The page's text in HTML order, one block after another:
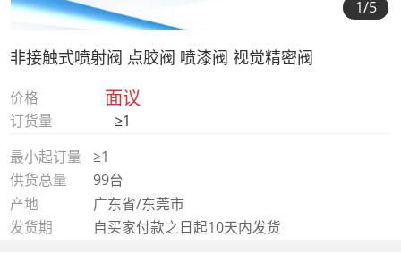
1/5
非接触式喷射阀 点胶阀 喷漆阀 视觉精密阀
价格 面议
订货量
≥1
最小起订量
≥1
供货总量
99台
产地
广东省/东莞市
发货期
自买家付款之日起10天内发货